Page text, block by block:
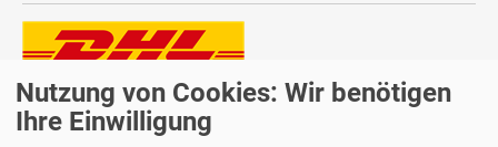
Lieferung auch an Packstationen und Postfilialen
Samstagszustellung
Nutzung von Cookies: Wir benötigen
Ihre Einwilligung